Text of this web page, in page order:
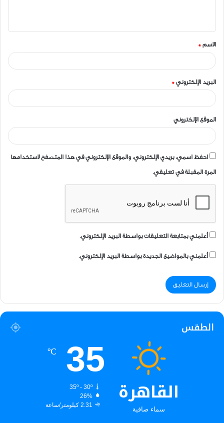
ق
*الاسم *
البريد الإلكتروني *
الموقع الإلكتروني
احفظ اسمي، بريدي الإلكتروني، والموقع الإلكتروني في هذا المتصفح لاستخدامها
المرة المقبلة في تعليقي.
أعلمني بمتابعة التعليقات بواسطة البريد الإلكتروني.
أعلمني بالمواضيع الجديدة بواسطة البريد الإلكتروني.
الطقس
القاهرة
سماء صافية
35
℃
35º - 30º
26%
2.31 كيلومتر/ساعة